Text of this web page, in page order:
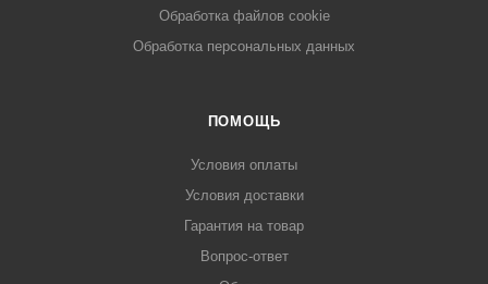
Обработка файлов cookie
Обработка персональных данных
ПОМОЩЬ
Условия оплаты
Условия доставки
Гарантия на товар
Вопрос-ответ